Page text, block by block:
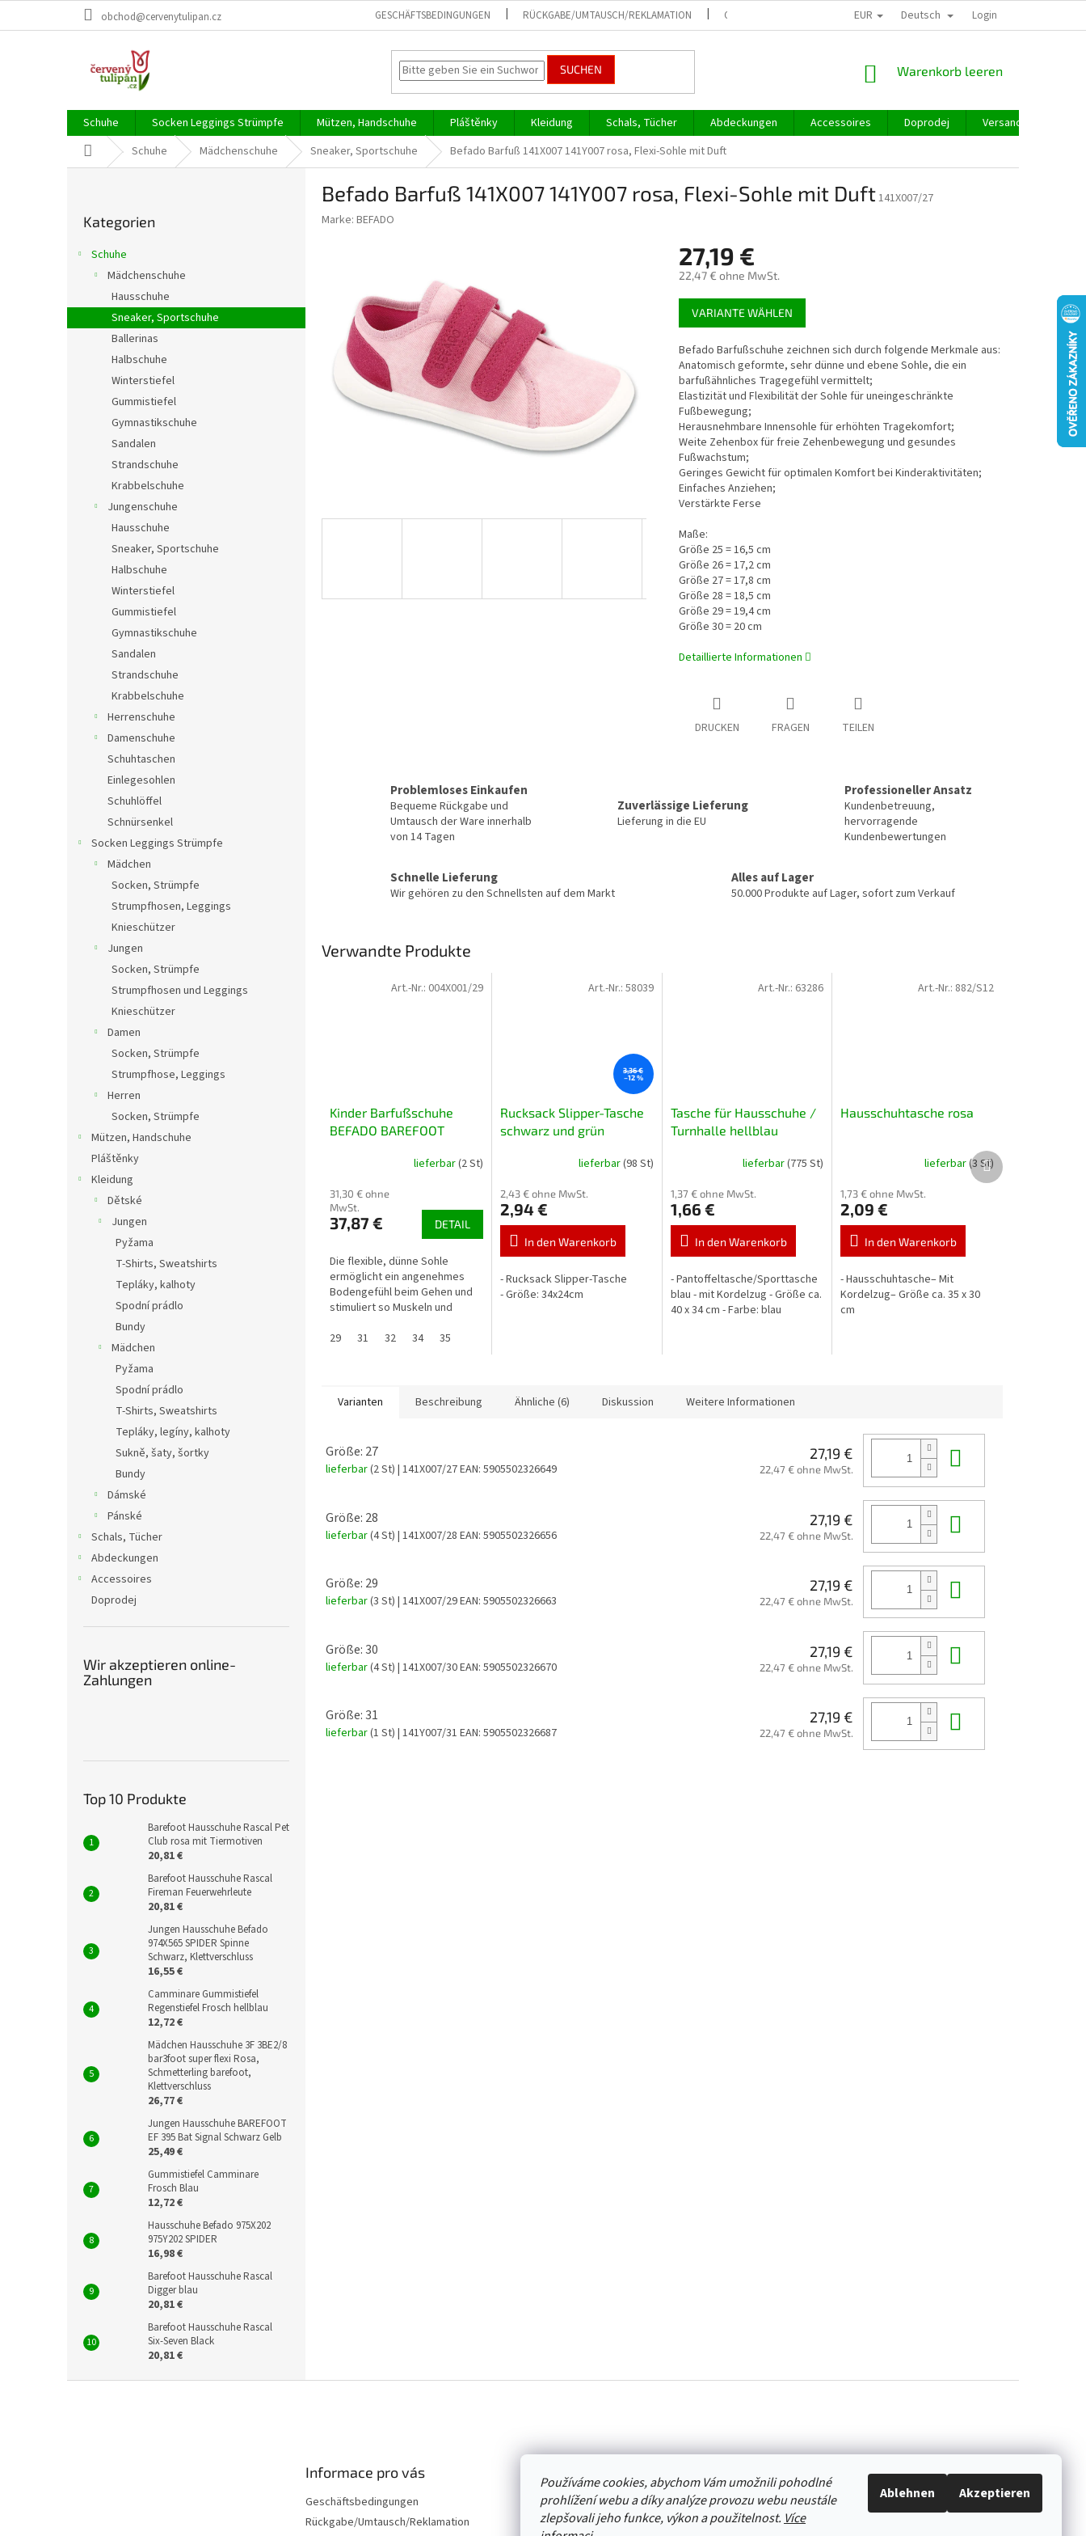
Používáme cookies, abychom Vám umožnili pohodlné
prohlížení webu a díky analýze provozu webu neustále
zlepšovali jeho funkce, výkon a použitelnost. Více
Ablehnen Akzeptieren
obchod@cervenytulipan.cz GESCHÄFTSBEDINGUNGEN RÜCKGABE/UMTAUSCH/REKLAMATION GROSSHANDEL EUR Deutsch Login
SUCHEN WARENKORB
Warenkorb leeren
Schuhe Socken Leggings Strümpfe Mützen, Handschuhe Pláštěnky Kleidung Schals, Tücher Abdeckungen Accessoires Doprodej
Versand und Zahlung
StartseiteSchuhe Mädchenschuhe Sneaker, Sportschuhe Befado Barfuß 141X007 141Y007 rosa, Flexi-Sohle mit Duft
überspringen
Kategorien
Schuhe
Mädchenschuhe
Hausschuhe
Sneaker, Sportschuhe
Ballerinas
Halbschuhe
Winterstiefel
Gummistiefel
Gymnastikschuhe
Sandalen
Strandschuhe
Krabbelschuhe
Jungenschuhe
Hausschuhe
Sneaker, Sportschuhe
Halbschuhe
Winterstiefel
Gummistiefel
Gymnastikschuhe
Sandalen
Strandschuhe
Krabbelschuhe
Herrenschuhe
Damenschuhe
Schuhtaschen
Einlegesohlen
Schuhlöffel
Schnürsenkel
Socken Leggings Strümpfe
Mädchen
Socken, Strümpfe
Strumpfhosen, Leggings
Knieschützer
Jungen
Socken, Strümpfe
Strumpfhosen und Leggings
Knieschützer
Damen
Socken, Strümpfe
Strumpfhose, Leggings
Herren
Socken, Strümpfe
Mützen, Handschuhe
Pláštěnky
Kleidung
Dětské
Jungen
Pyžama
T-Shirts, Sweatshirts
Tepláky, kalhoty
Spodní prádlo
Bundy
Mädchen
Pyžama
Spodní prádlo
T-Shirts, Sweatshirts
Tepláky, legíny, kalhoty
Sukně, šaty, šortky
Bundy
Dámské
Pánské
Schals, Tücher
Abdeckungen
Accessoires
Doprodej
Wir akzeptieren online-
Zahlungen
Top 10 Produkte
Barefoot Hausschuhe Rascal Pet
Club rosa mit Tiermotiven
20,81 €
Barefoot Hausschuhe Rascal
Fireman Feuerwehrleute
20,81 €
Jungen Hausschuhe Befado
974X565 SPIDER Spinne
Schwarz, Klettverschluss
16,55 €
Camminare Gummistiefel
Regenstiefel Frosch hellblau
12,72 €
Mädchen Hausschuhe 3F 3BE2/8
bar3foot super flexi Rosa,
Schmetterling barefoot,
Klettverschluss
26,77 €
Jungen Hausschuhe BAREFOOT
EF 395 Bat Signal Schwarz Gelb
25,49 €
Gummistiefel Camminare
Frosch Blau
12,72 €
Hausschuhe Befado 975X202
975Y202 SPIDER
16,98 €
Barefoot Hausschuhe Rascal
Digger blau
20,81 €
Barefoot Hausschuhe Rascal
Six-Seven Black
20,81 €
Befado Barfuß 141X007 141Y007 rosa, Flexi-Sohle mit Duft141X007/27
Marke: BEFADO
27,19 €
22,47 € ohne MwSt.
Verkaufspreis:
VARIANTE WÄHLEN
Befado Barfußschuhe zeichnen sich durch folgende Merkmale aus:
Anatomisch geformte, sehr dünne und ebene Sohle, die ein
barfußähnliches Tragegefühl vermittelt;
Elastizität und Flexibilität der Sohle für uneingeschränkte
Fußbewegung;
Herausnehmbare Innensohle für erhöhten Tragekomfort;
Weite Zehenbox für freie Zehenbewegung und gesundes
Fußwachstum;
Geringes Gewicht für optimalen Komfort bei Kinderaktivitäten;
Einfaches Anziehen;
Verstärkte Ferse
Maße:
Größe 25 = 16,5 cm
Größe 26 = 17,2 cm
Größe 27 = 17,8 cm
Größe 28 = 18,5 cm
Größe 29 = 19,4 cm
Größe 30 = 20 cm
Detaillierte Informationen
DRUCKEN FRAGEN TEILEN
Problemloses Einkaufen
Bequeme Rückgabe und
Umtausch der Ware innerhalb
von 14 Tagen
Zuverlässige Lieferung
Lieferung in die EU
Professioneller Ansatz
Kundenbetreuung,
hervorragende
Kundenbewertungen
Schnelle Lieferung
Wir gehören zu den Schnellsten auf dem Markt
Alles auf Lager
50.000 Produkte auf Lager, sofort zum Verkauf
Verwandte Produkte
Kinder Barfußschuhe
BEFADO BAREFOOT
lieferbar(2 St)
31,30 € ohne
MwSt.
37,87 € DETAIL
Die flexible, dünne Sohle
ermöglicht ein angenehmes
Bodengefühl beim Gehen und
stimuliert so Muskeln und
Zehenpartie bietet
29 31 32 34 35
Art.-Nr.: 004X001/29
3,36 €
–12 %
Rucksack Slipper-Tasche
schwarz und grün
lieferbar(98 St)
2,43 € ohne MwSt.
2,94 €
In den Warenkorb
- Rucksack Slipper-Tasche
- Größe: 34x24cm
Art.-Nr.: 58039
Tasche für Hausschuhe /
Turnhalle hellblau
lieferbar(775 St)
1,37 € ohne MwSt.
1,66 €
In den Warenkorb
- Pantoffeltasche/Sporttasche
blau - mit Kordelzug - Größe ca.
40 x 34 cm - Farbe: blau
Art.-Nr.: 63286
Hausschuhtasche rosa
lieferbar(3 St)
1,73 € ohne MwSt.
2,09 €
In den Warenkorb
- Hausschuhtasche– Mit
Kordelzug– Größe ca. 35 x 30
cm
Art.-Nr.: 882/S12
Nächstes
Produkt
Varianten Beschreibung Ähnliche (6) Diskussion Weitere Informationen
Größe: 27
lieferbar(2 St) | 141X007/27EAN: 5905502326649
27,19 €
22,47 € ohne MwSt.
Größe: 28
lieferbar(4 St) | 141X007/28 EAN: 5905502326656
27,19 €
22,47 € ohne MwSt.
Größe: 29
lieferbar(3 St) | 141X007/29EAN: 5905502326663
27,19 €
22,47 € ohne MwSt.
Größe: 30
lieferbar(4 St) | 141X007/30EAN: 5905502326670
27,19 €
22,47 € ohne MwSt.
Größe: 31
lieferbar(1 St) | 141Y007/31 EAN: 5905502326687
27,19 €
22,47 € ohne MwSt.
Informace pro vás
Geschäftsbedingungen
Rückgabe/Umtausch/Reklamation